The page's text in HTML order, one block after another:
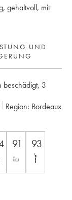
gehaltvoll, mit
UND
beschädigt, 3
Region:
Bordeaux
91 93